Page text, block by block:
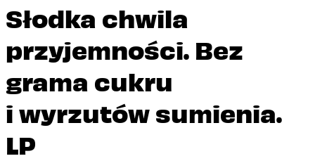
Słodka chwila
przyjemności. Bez
grama cukru
i wyrzutów sumienia.
LP